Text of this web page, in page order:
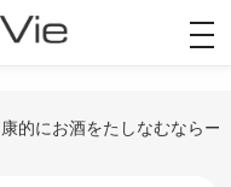
的にお酒をたしなむならー